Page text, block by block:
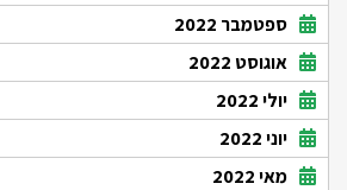
ספטמבר 2022
אוגוסט 2022
יולי 2022
יוני 2022
מאי 2022